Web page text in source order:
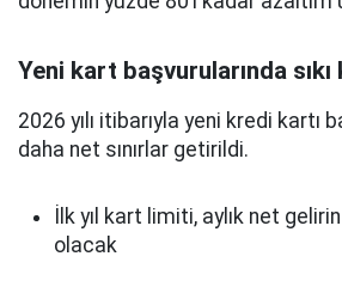
Yeni kart başvurularında
2026 yılı itibarıyla yeni kredi kartı
daha net sınırlar getirildi.
İlk yıl kart limiti, aylık net
olacak